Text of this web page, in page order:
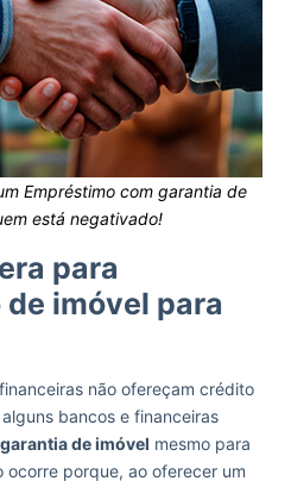
Empréstimo com garantia de
está negativado!
para
imóvel para
não ofereçam crédito
bancos e financeiras
de imóvel mesmo para
ocorre porque, ao oferecer um